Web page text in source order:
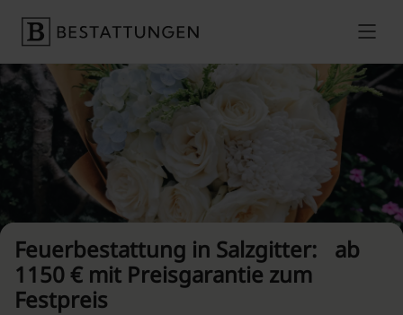
Preise vergleichen
Feuerbestattung in Salzgitter: ab
1150 € mit Preisgarantie zum
Festpreis